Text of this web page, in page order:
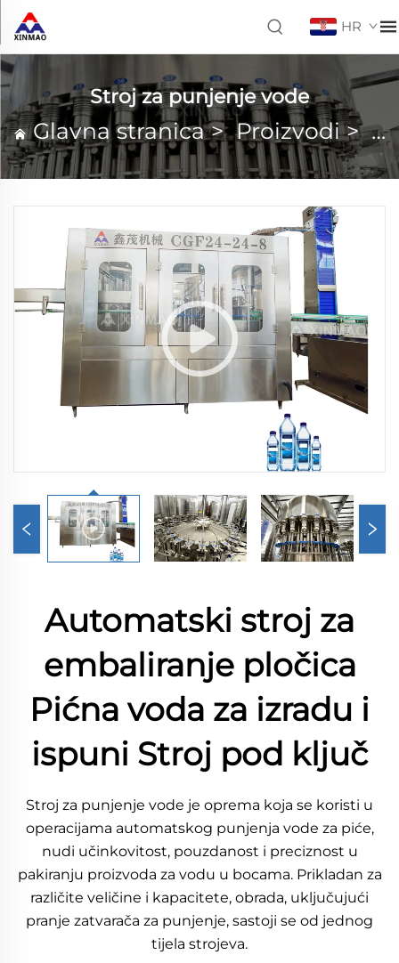
HR
Stroj za punjenje vode
Glavna stranica>Proizvodi>
Automatski stroj za
embaliranje pločica
Pićna voda za izradu i
ispuni Stroj pod ključ
Stroj za punjenje vode je oprema koja se koristi u
operacijama automatskog punjenja vode za piće,
nudi učinkovitost, pouzdanost i preciznost u
pakiranju proizvoda za vodu u bocama. Prikladan za
različite veličine i kapacitete, obrada, uključujući
pranje zatvarača za punjenje, sastoji se od jednog
tijela strojeva.